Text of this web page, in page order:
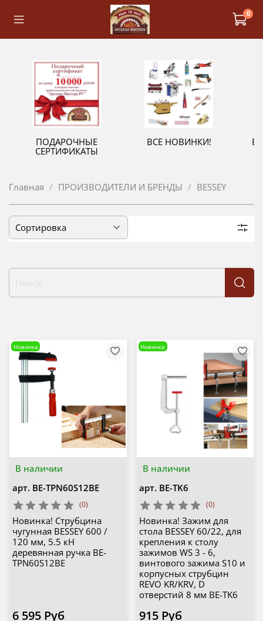
0
ПОДАРОЧНЫЕ
СЕРТИФИКАТЫ
ВСЕ НОВИНКИ!
Главная ПРОИЗВОДИТЕЛИ И БРЕНДЫ BESSEY
В наличии
Новинка
арт. BE-TPN60S12BE
(0)
Новинка! Струбцина
чугунная BESSEY 600 /
120 мм, 5.5 кН
деревянная ручка BE-
TPN60S12BE
6 595 Руб
В наличии
Новинка
арт. BE-TK6
(0)
Новинка! Зажим для
стола BESSEY 60/22, для
крепления к столу
зажимов WS 3 - 6,
винтового зажима S10 и
корпусных струбцин
REVO KR/KRV, D
отверстий 8 мм BE-TK6
915 Руб